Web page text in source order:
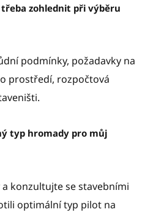
zohlednit při výběru
podmínky, požadavky na
prostředí, rozpočtová
typ hromady pro můj
konzultujte se stavebními
optimální typ pilot na